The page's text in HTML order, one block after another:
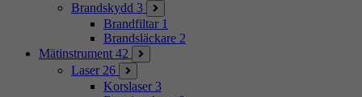
Brandskydd 3
Brandfiltar 1
Brandsläckare 2
Mätinstrument 42
Laser 26
Korslaser 3